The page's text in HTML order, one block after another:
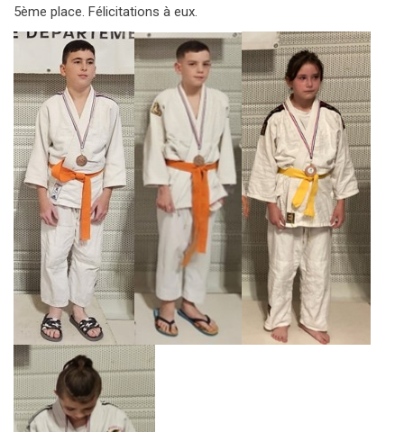
5ème place. Félicitations à eux.